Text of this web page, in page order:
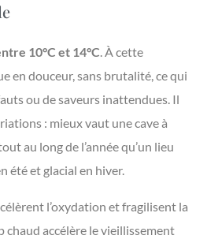
10°C et 14°C. À cette
en douceur, sans brutalité, ce qui
ou de saveurs inattendues. Il
: mieux vaut une cave à
au long de l’année qu’un lieu
été et glacial en hiver.
l’oxydation et fragilisent la
chaud accélère le vieillissement